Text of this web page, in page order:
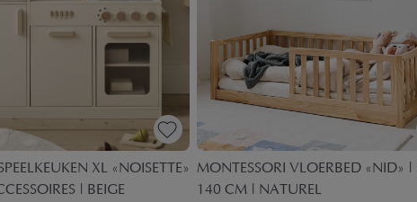
XL «NOISETTE»
| BEIGE
MONTESSORI VLOERBED «NID» |
140 CM | NATUREL